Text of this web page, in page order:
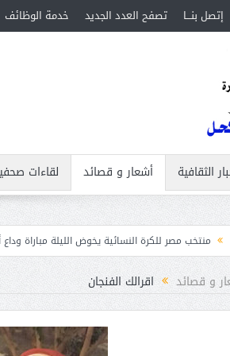
إتصل بنـــا تصفح العدد الجديد خدمة الوظائف
الثقافية أشعار و قصائد
لقاءات
النسائية يخوض الليلة مباراة وداع أمم إفريقيا أمام
و قصائد اقرالك الفنجان